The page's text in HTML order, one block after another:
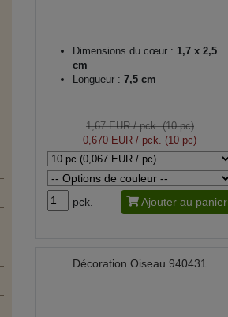
Dimensions du cœur : 1,7 x 2,5
cm
Longueur : 7,5 cm
1,67 EUR/ pck. (10 pc)
0,670 EUR / pck. (10 pc)
pck. Ajouter au panier
Décoration Oiseau 940431